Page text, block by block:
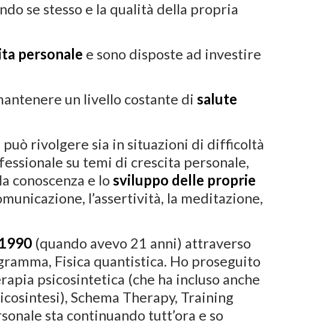
se stesso e la qualità della propria
personale e sono disposte ad investire
un livello costante disalute
può rivolgere sia in situazioni di difficoltà
su temi di crescita personale,
conoscenza e losviluppo delle proprie
l’assertività, la meditazione,
(quando avevo 21 anni) attraverso
Fisica quantistica. Ho proseguito
psicosintetica (che ha incluso anche
Schema Therapy, Training
sta continuando tutt’ora e so